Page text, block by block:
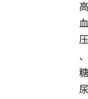
高
血
压
、
糖
尿